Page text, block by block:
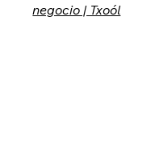
negocio | Txoól